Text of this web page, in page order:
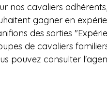
nos cavaliers
gagner en
des sorties
de cavaliers
pouvez consulter